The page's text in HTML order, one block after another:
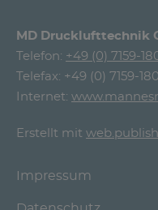
MD Drucklufttechnik
Telefon: +49 (0) 7159-
Telefax: +49 (0) 7159-
Internet:
Erstellt mit
Impressum